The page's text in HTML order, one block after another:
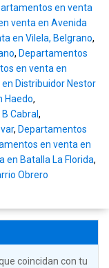
en venta
venta en Avenida
en Vilela, Belgrano,
, Departamentos
en venta en
Distribuidor Nestor
Haedo,
Cabral,
, Departamentos
en venta en
en Batalla La Florida,
Obrero
coincidan con tu